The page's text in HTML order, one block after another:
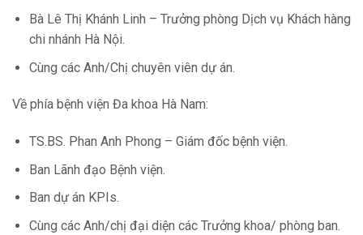
Bà Lê Thị Khánh Linh – Trưởng phòng Dịch vụ Khách hàng
chi nhánh Hà Nội.
Cùng các Anh/Chị chuyên viên dự án.
Về phía bệnh viện Đa khoa Hà Nam:
TS.BS. Phan Anh Phong – Giám đốc bệnh viện.
Ban Lãnh đạo Bệnh viện.
Ban dự án KPIs.
Cùng các Anh/chị đại diện các Trưởng khoa/ phòng ban.